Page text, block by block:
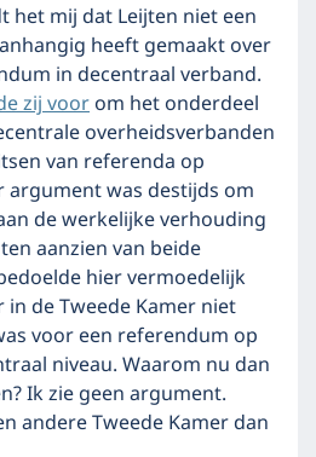
het mij dat Leijten niet een
heeft gemaakt over
in decentraal verband.
zij voorom het onderdeel
overheidsverbanden
van referenda op
argument was destijds om
de werkelijke verhouding
aanzien van beide
hier vermoedelijk
de Tweede Kamer niet
voor een referendum op
niveau. Waarom nu dan
Ik zie geen argument.
andere Tweede Kamer dan